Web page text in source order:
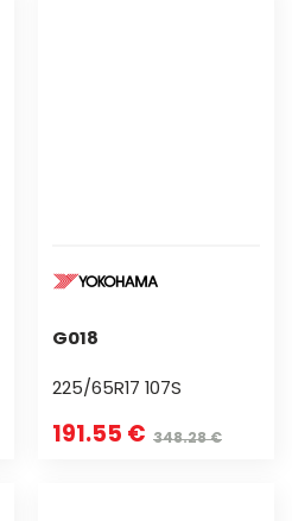
G018
225/65R17 107S
191.55 € 348.28 €